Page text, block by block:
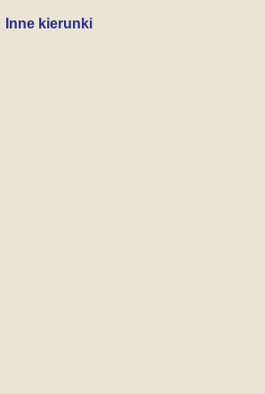
Inne kierunki